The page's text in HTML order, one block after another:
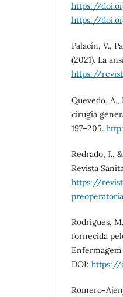
https://
https://
Palacín, V.,
(2021). La
https://
Quevedo, A.,
cirugía
197–205.
Redrado, J.,
Revista
https://
Rodrigues,
fornecida
Enfermagem
DOI: https://
Romero-